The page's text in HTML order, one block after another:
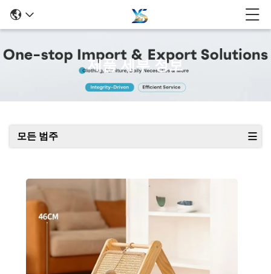
제품 세부 정보
모든 범주